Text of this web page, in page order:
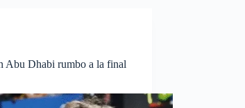
Abu Dhabi rumbo a la final